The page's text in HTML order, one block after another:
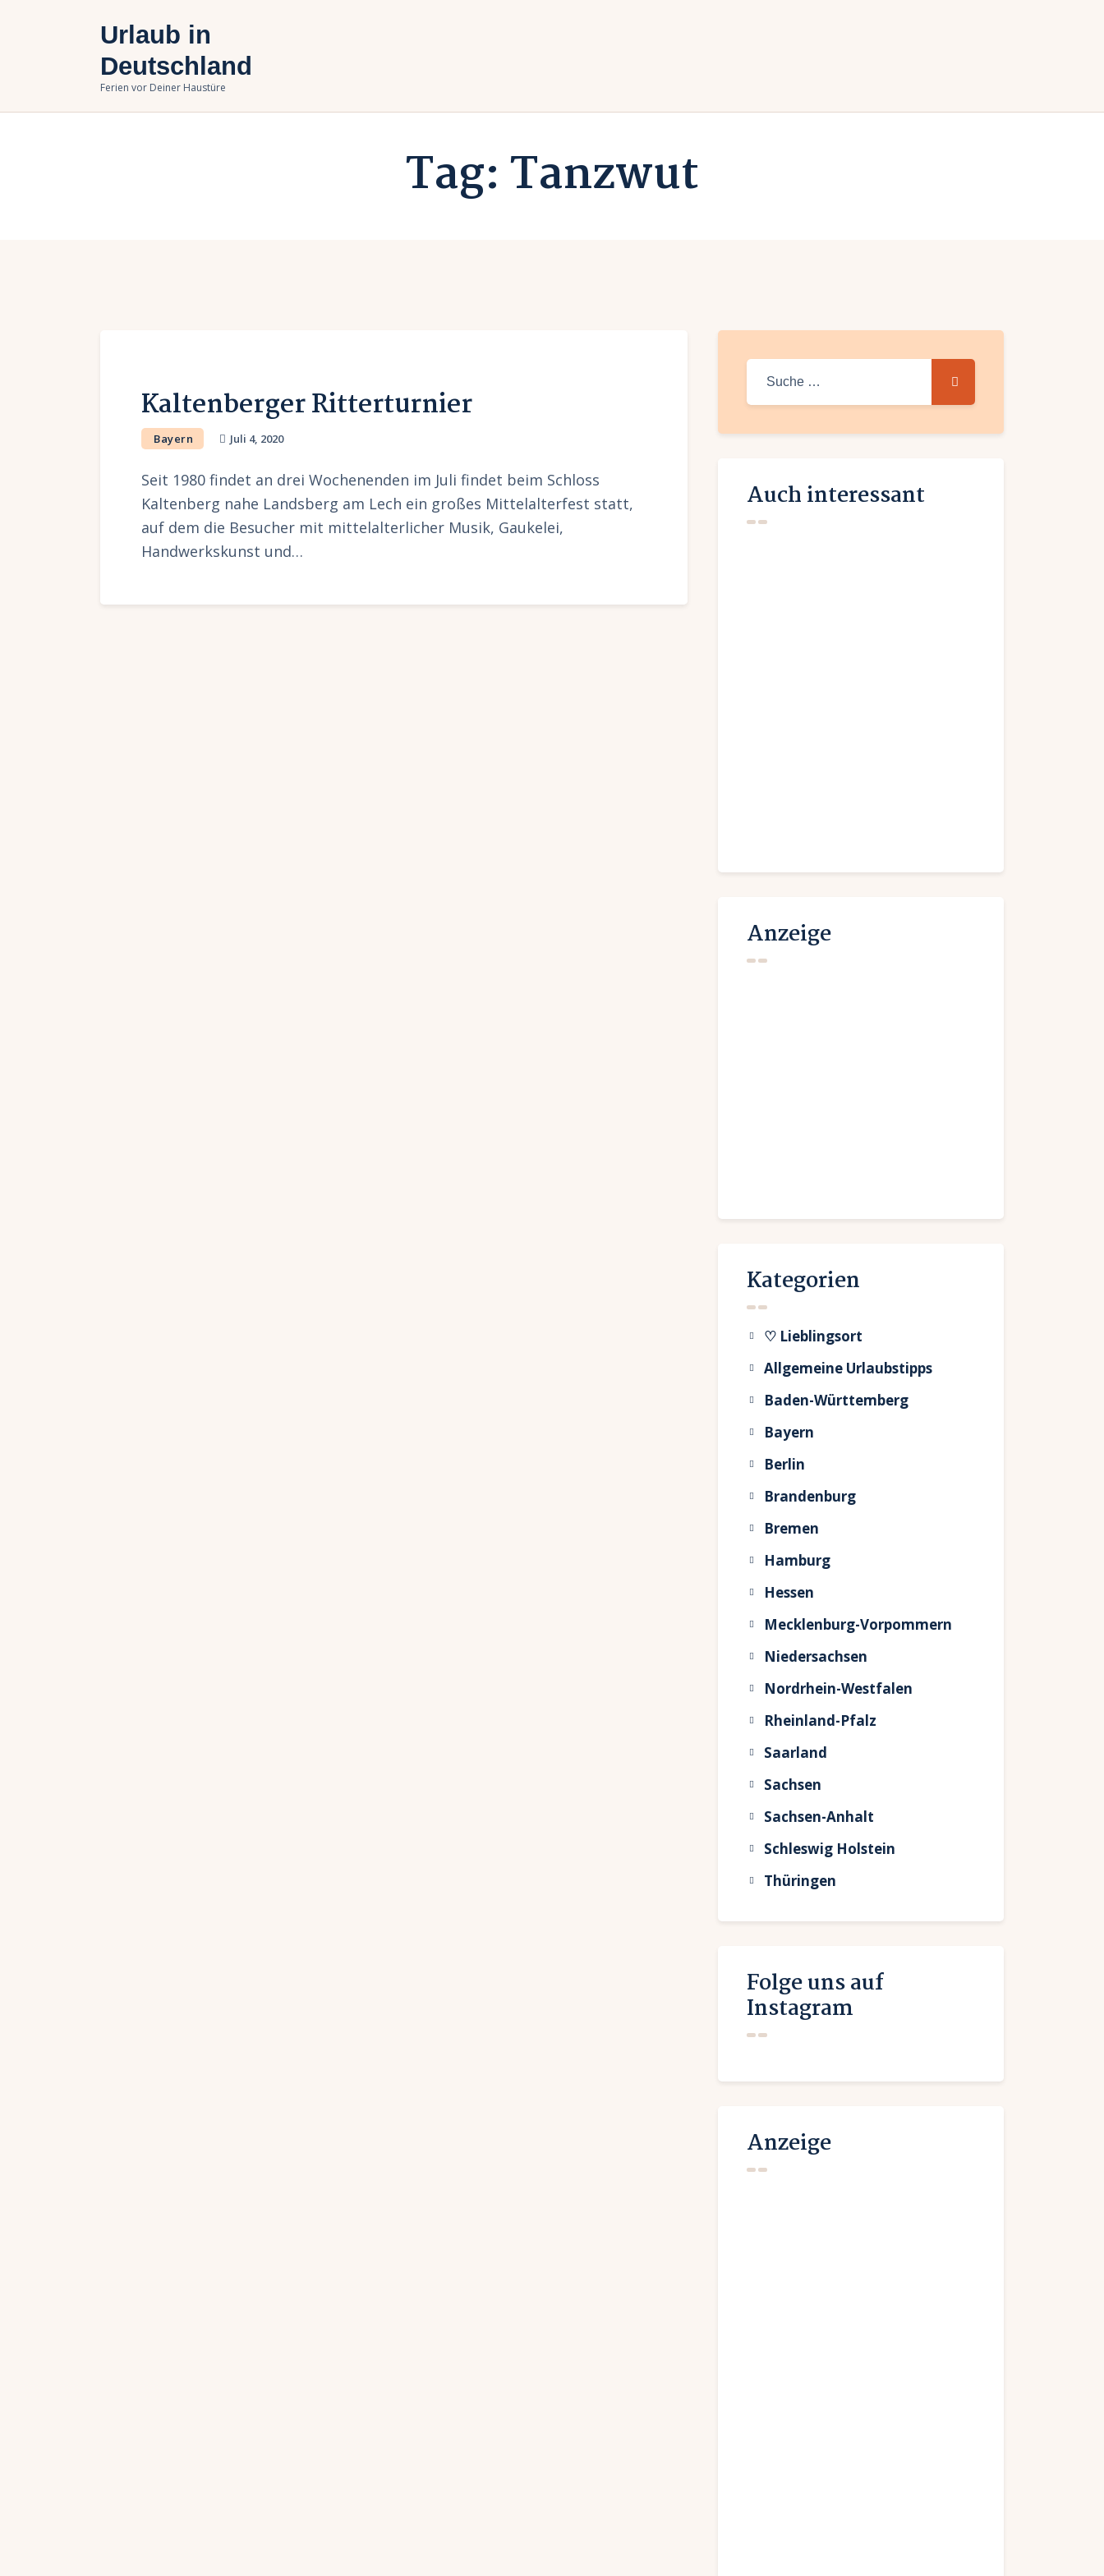
Urlaub in
Deutschland
Ferien vor Deiner Haustüre
Tag: Tanzwut
Urlaubsarten
Kaltenberger Ritterturnier
Bayern Juli 4, 2020
Seit 1980 findet an drei Wochenenden im Juli findet beim Schloss
Kaltenberg nahe Landsberg am Lech ein großes Mittelalterfest statt,
auf dem die Besucher mit mittelalterlicher Musik, Gaukelei,
Handwerkskunst und…
Auch interessant
Anzeige
Kategorien
♡ Lieblingsort
Allgemeine Urlaubstipps
Baden-Württemberg
Bayern
Berlin
Brandenburg
Bremen
Hamburg
Hessen
Mecklenburg-Vorpommern
Niedersachsen
Nordrhein-Westfalen
Rheinland-Pfalz
Saarland
Sachsen
Sachsen-Anhalt
Schleswig Holstein
Thüringen
Folge uns auf
Instagram
Anzeige